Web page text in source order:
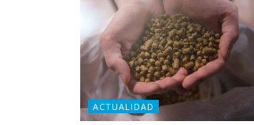
ACTUALIDAD